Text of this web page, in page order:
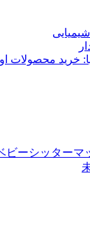
خرید محصولات
ビーシッターマ